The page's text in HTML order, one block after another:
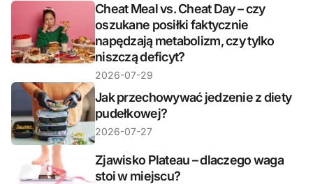
Cheat Meal vs. Cheat Day – czy
oszukane posiłki faktycznie
napędzają metabolizm, czy tylko
niszczą deficyt?
2026-07-29
Jak przechowywać jedzenie z diety
pudełkowej?
2026-07-27
Zjawisko Plateau – dlaczego waga
stoi w miejscu?